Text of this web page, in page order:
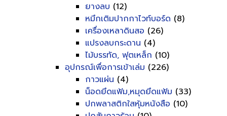
ยางลบ (12)
หมึกเติมปากกาไวท์บอร์ด (8)
เครื่องเหลาดินสอ (26)
แปรงลบกระดาน (4)
ไม้บรรทัด, ฟุตเหล็ก (10)
อุปกรณ์เพื่อการเข้าเล่ม (226)
กาวแผ่น (4)
น็อดยึดแฟ้ม,หมุดยึดแฟ้ม (33)
ปกพลาสติกใสหุ้มหนังสือ (10)